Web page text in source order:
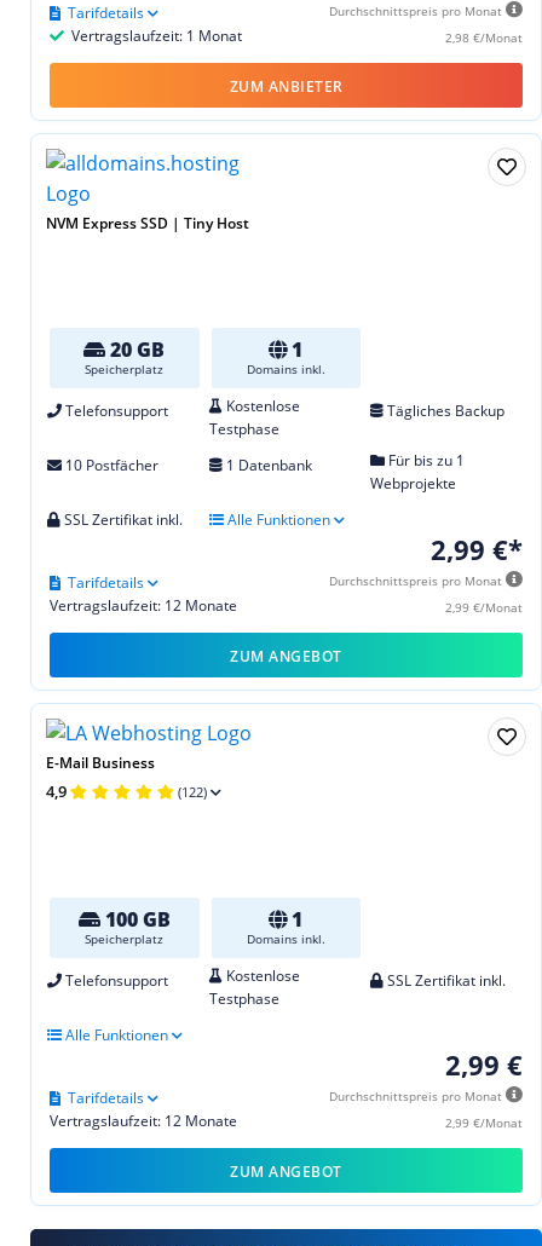
Durchschnittspreis pro Monat
2,98 €/Monat
Vertragslaufzeit: 1 Monat
Tarifdetails
ZUM ANBIETER
NVM Express SSD | Tiny Host
20 GB
Speicherplatz
1
Domains inkl.
Telefonsupport
Kostenlose
Testphase
Tägliches Backup
10 Postfächer 1 Datenbank
Für bis zu 1
Webprojekte
SSL Zertifikat inkl.
Alle Funktionen
2,99 €*
Durchschnittspreis pro Monat
2,99 €/Monat
Vertragslaufzeit: 12 Monate
Tarifdetails
ZUM ANGEBOT
E-Mail Business
4,9 (122)
100 GB
Speicherplatz
1
Domains inkl.
Telefonsupport
Kostenlose
Testphase
SSL Zertifikat inkl.
Alle Funktionen
2,99 €
Durchschnittspreis pro Monat
2,99 €/Monat
Vertragslaufzeit: 12 Monate
Tarifdetails
ZUM ANGEBOT